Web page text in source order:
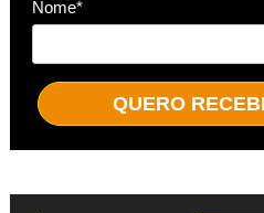
Nome*
QUERO